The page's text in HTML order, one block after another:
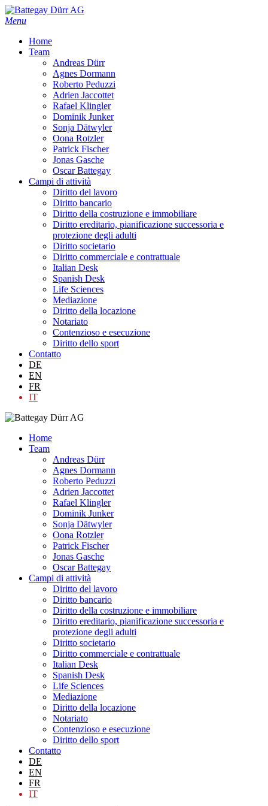
Skip
to
content
Menu
Home
Team
Andreas Dürr
Agnes Dormann
Roberto Peduzzi
Adrien Jaccottet
Rafael Klingler
Dominik Junker
Sonja Dätwyler
Oona Rotzler
Patrick Fischer
Jonas Gasche
Oscar Battegay
Campi di attività
Diritto del lavoro
Diritto bancario
Diritto della costruzione e immobiliare
Diritto ereditario, pianificazione successoria e
protezione degli adulti
Diritto societario
Diritto commerciale e contrattuale
Italian Desk
Spanish Desk
Life Sciences
Mediazione
Diritto della locazione
Notariato
Contenzioso e esecuzione
Diritto dello sport
Contatto
DE
EN
FR
IT
Home
Team
Andreas Dürr
Agnes Dormann
Roberto Peduzzi
Adrien Jaccottet
Rafael Klingler
Dominik Junker
Sonja Dätwyler
Oona Rotzler
Patrick Fischer
Jonas Gasche
Oscar Battegay
Campi di attività
Diritto del lavoro
Diritto bancario
Diritto della costruzione e immobiliare
Diritto ereditario, pianificazione successoria e
protezione degli adulti
Diritto societario
Diritto commerciale e contrattuale
Italian Desk
Spanish Desk
Life Sciences
Mediazione
Diritto della locazione
Notariato
Contenzioso e esecuzione
Diritto dello sport
Contatto
DE
EN
FR
IT